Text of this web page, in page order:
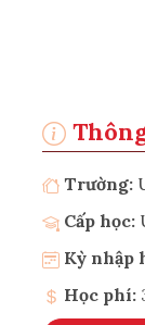
Trường:
Cấp học:
Kỳ nhập
Học phí: